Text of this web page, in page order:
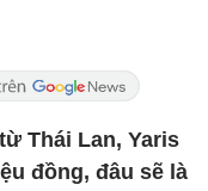
Thái Lan, Yaris
đồng, đâu sẽ là